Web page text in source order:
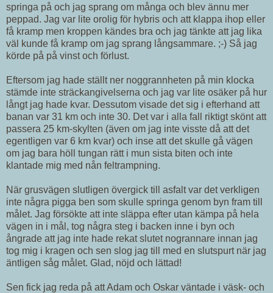
springa på och jag sprang om många och blev ännu mer
peppad. Jag var lite orolig för hybris och att klappa ihop eller
få kramp men kroppen kändes bra och jag tänkte att jag lika
väl kunde få kramp om jag sprang långsammare. ;-) Så jag
körde på på vinst och förlust.
Eftersom jag hade ställt ner noggrannheten på min klocka
stämde inte sträckangivelserna och jag var lite osäker på hur
långt jag hade kvar. Dessutom visade det sig i efterhand att
banan var 31 km och inte 30. Det var i alla fall riktigt skönt att
passera 25 km-skylten (även om jag inte visste då att det
egentligen var 6 km kvar) och inse att det skulle gå vägen
om jag bara höll tungan rätt i mun sista biten och inte
klantade mig med nån feltrampning.
När grusvägen slutligen övergick till asfalt var det verkligen
inte några pigga ben som skulle springa genom byn fram till
målet. Jag försökte att inte släppa efter utan kämpa på hela
vägen in i mål, tog några steg i backen inne i byn och
ångrade att jag inte hade rekat slutet nogrannare innan jag
tog mig i kragen och sen slog jag till med en slutspurt när jag
äntligen såg målet. Glad, nöjd och lättad!
Sen fick jag reda på att Adam och Oskar väntade i väsk- och